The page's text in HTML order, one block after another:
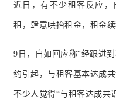
近日，有不少租客反应
租，肆意哄抬租金，租金续
9日，自如回应称“经跟进
约引起，与租客基本达成
不少人觉得“与租客达成共